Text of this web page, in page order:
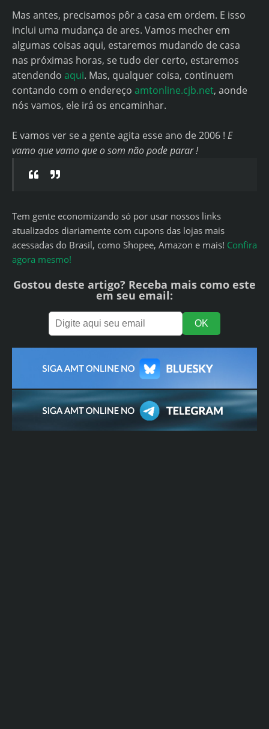
Mas antes, precisamos pôr a casa em ordem. E isso
inclui uma mudança de ares. Vamos mecher em
algumas coisas aqui, estaremos mudando de casa
nas próximas horas, se tudo der certo, estaremos
atendendo aqui. Mas, qualquer coisa, continuem
contando com o endereço amtonline.cjb.net, aonde
nós vamos, ele irá os encaminhar.
E vamos ver se a gente agita esse ano de 2006 ! E
vamo que vamo que o som não pode parar !
Tem gente economizando só por usar nossos links
atualizados diariamente com cupons das lojas mais
acessadas do Brasil, como Shopee, Amazon e mais! Confira
agora mesmo!
Gostou deste artigo? Receba mais como este
em seu email: